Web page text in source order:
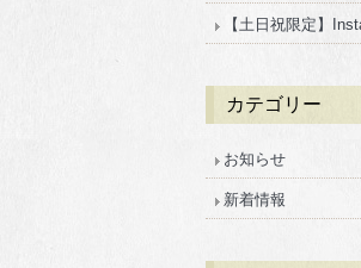
【土日祝限定】
カテゴリー
お知らせ
新着情報